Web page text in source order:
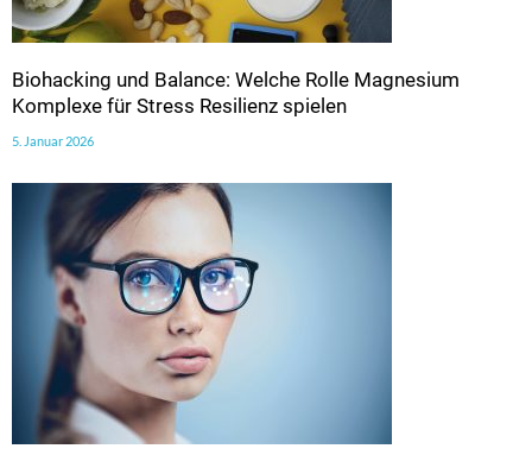
Biohacking und Balance: Welche Rolle Magnesium
Komplexe für Stress Resilienz spielen
5. Januar 2026